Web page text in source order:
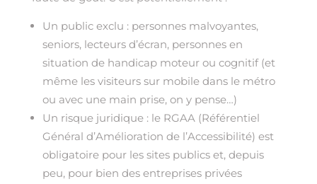
Un public exclu : personnes malvoyantes,
seniors, lecteurs d’écran, personnes en
situation de handicap moteur ou cognitif (et
même les visiteurs sur mobile dans le métro
ou avec une main prise, on y pense…)
Un risque juridique : le RGAA (Référentiel
Général d’Amélioration de l’Accessibilité) est
obligatoire pour les sites publics et, depuis
peu, pour bien des entreprises privées